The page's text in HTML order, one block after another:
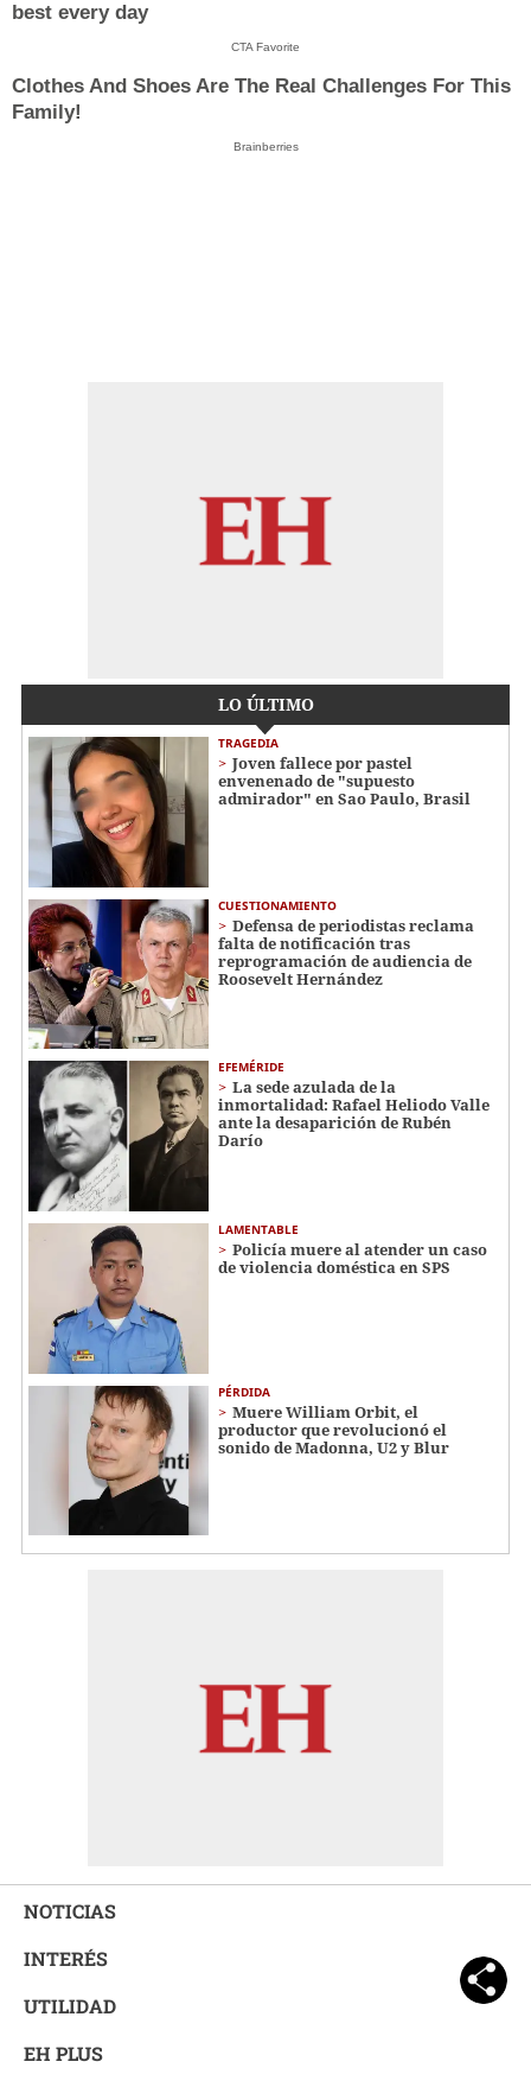
best every day
CTA Favorite
Clothes And Shoes Are The Real Challenges For This
Family!
Brainberries
LO ÚLTIMO
TRAGEDIA
Joven fallece por pastel
envenenado de "supuesto
admirador" en Sao Paulo, Brasil
CUESTIONAMIENTO
Defensa de periodistas reclama
falta de notificación tras
reprogramación de audiencia de
Roosevelt Hernández
EFEMÉRIDE
La sede azulada de la
inmortalidad: Rafael Heliodo Valle
ante la desaparición de Rubén
Darío
LAMENTABLE
Policía muere al atender un caso
de violencia doméstica en SPS
PÉRDIDA
Muere William Orbit, el
productor que revolucionó el
sonido de Madonna, U2 y Blur
NOTICIAS
INTERÉS
UTILIDAD
EH PLUS